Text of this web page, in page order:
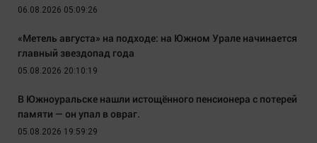
06.08.2026 05:09:26
«Метель августа» на подходе: на Южном Урале начинается
главный звездопад года
05.08.2026 20:10:19
В Южноуральске нашли истощённого пенсионера с потерей
памяти — он упал в овраг.
05.08.2026 19:59:29